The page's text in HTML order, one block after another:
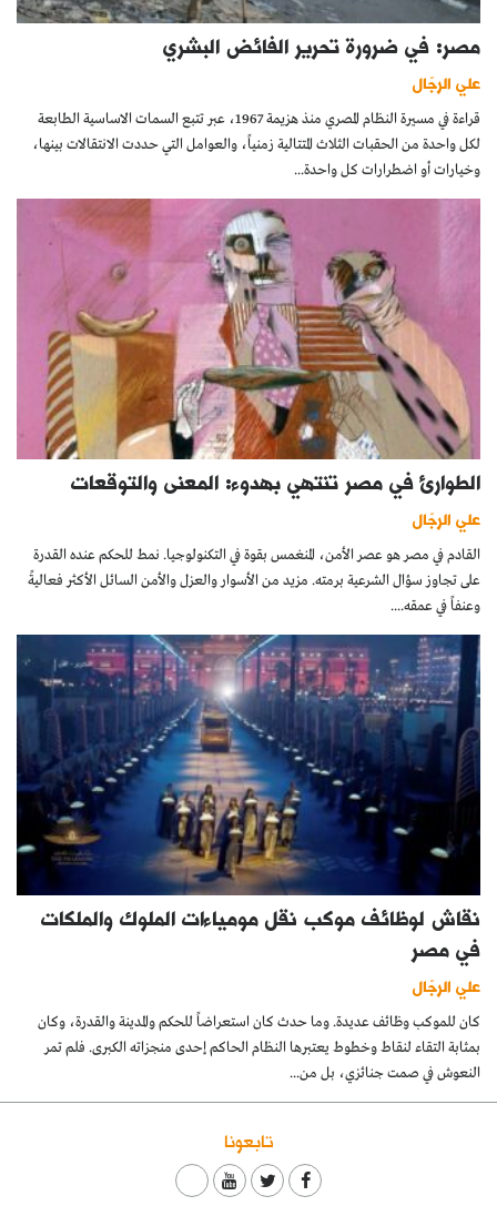
مصر: في ضرورة تحرير الفائض البشري
علي الرجّال
قراءة في مسيرة النظام المصري منذ هزيمة 1967، عبر تتبع السمات الاساسية الطابعة
لكل واحدة من الحقبات الثلاث المتتالية زمنياً، والعوامل التي حددت الانتقالات بينها،
وخيارات أو اضطرارات كل واحدة...
الطوارئ في مصر تنتهي بهدوء: المعنى والتوقعات
علي الرجّال
القادم في مصر هو عصر الأمن، المنغمس بقوة في التكنولوجيا. نمط للحكم عنده القدرة
على تجاوز سؤال الشرعية برمته. مزيد من الأسوار والعزل والأمن السائل الأكثر فعاليةً
وعنفاً في عمقه....
نقاش لوظائف موكب نقل مومياءات الملوك والملكات
في مصر
علي الرجّال
كان للموكب وظائف عديدة. وما حدث كان استعراضاً للحكم والمدينة والقدرة، وكان
بمثابة التقاء لنقاط وخطوط يعتبرها النظام الحاكم إحدى منجزاته الكبرى. فلم تمر
النعوش في صمت جنائزي، بل من...
تابعونا